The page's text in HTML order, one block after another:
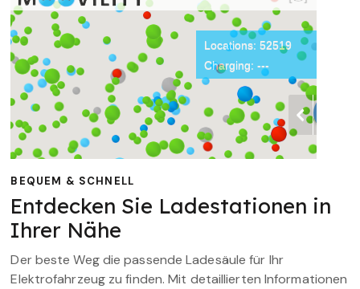
BEQUEM & SCHNELL
Entdecken Sie Ladestationen in
Ihrer Nähe
Der beste Weg die passende Ladesäule für Ihr
Elektrofahrzeug zu finden. Mit detaillierten Informationen